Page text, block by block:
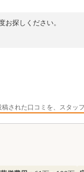
探しください。
された口コミを、スタッ